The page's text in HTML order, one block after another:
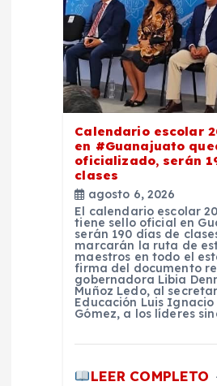
Calendario escolar
en #Guanajuato
oficializado, serán
clases
agosto 6, 2026
El calendario escolar
tiene sello oficial en
serán 190 días de
marcarán la ruta de
maestros en todo el
firma del documento
gobernadora Libia
Muñoz Ledo, al
Educación Luis Ignacio
Gómez, a los líderes
LEER COMPLETO